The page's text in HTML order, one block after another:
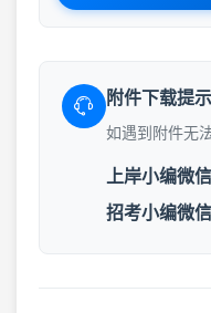
附件下载提示
如遇到附件无
上岸小编微信
招考小编微信